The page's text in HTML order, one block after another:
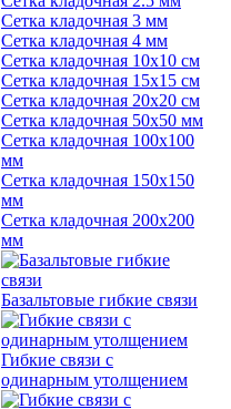
Сетка кладочная 3 мм
Сетка кладочная 4 мм
Сетка кладочная 10x10 см
Сетка кладочная 15x15 см
Сетка кладочная 20x20 см
Сетка кладочная 50x50 мм
Сетка кладочная 100x100
мм
Сетка кладочная 150x150
мм
Сетка кладочная 200x200
мм
Базальтовые гибкие связи
Гибкие связи с
одинарным утолщением